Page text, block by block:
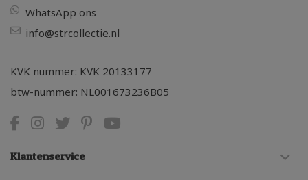
WhatsApp ons
info@strcollectie.nl
KVK nummer: KVK 20133177
btw-nummer: NL001673236B05
Klantenservice